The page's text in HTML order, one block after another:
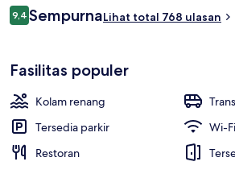
Ulasan
9,49,4 dari 10
SempurnaLihat total 768 ulasan
Fasilitas populer
Kolam renang
Tersedia parkir
Wi-
Restoran